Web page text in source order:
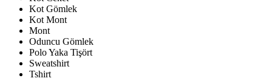
Kot Gömlek
Kot Mont
Mont
Oduncu Gömlek
Polo Yaka Tişört
Sweatshirt
Tshirt